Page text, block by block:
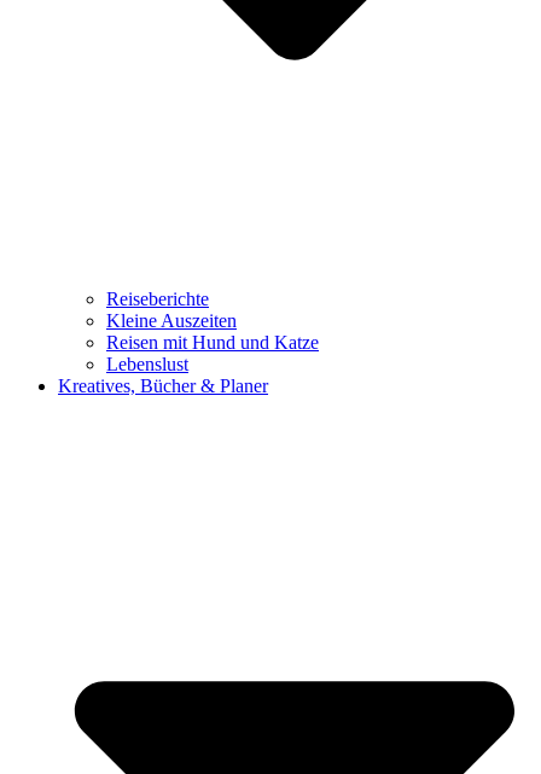
Reiseberichte
Kleine Auszeiten
Reisen mit Hund und Katze
Lebenslust
Kreatives, Bücher & Planer